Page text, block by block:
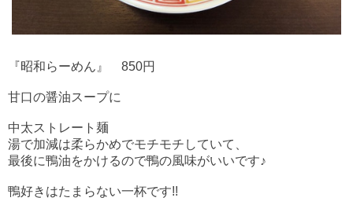
『昭和らーめん』 850円
甘口の醤油スープに
中太ストレート麺
湯で加減は柔らかめでモチモチしていて、
最後に鴨油をかけるので鴨の風味がいいです♪
鴨好きはたまらない一杯です!!